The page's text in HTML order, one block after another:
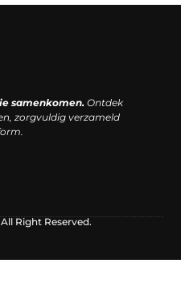
samenkomen.Ontdek
zorgvuldig verzameld
Right Reserved.